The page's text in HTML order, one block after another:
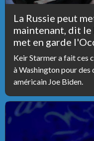
La Russie peut
maintenant, dit
met en garde
Keir Starmer a fait ces
à Washington pour des
américain Joe Biden.